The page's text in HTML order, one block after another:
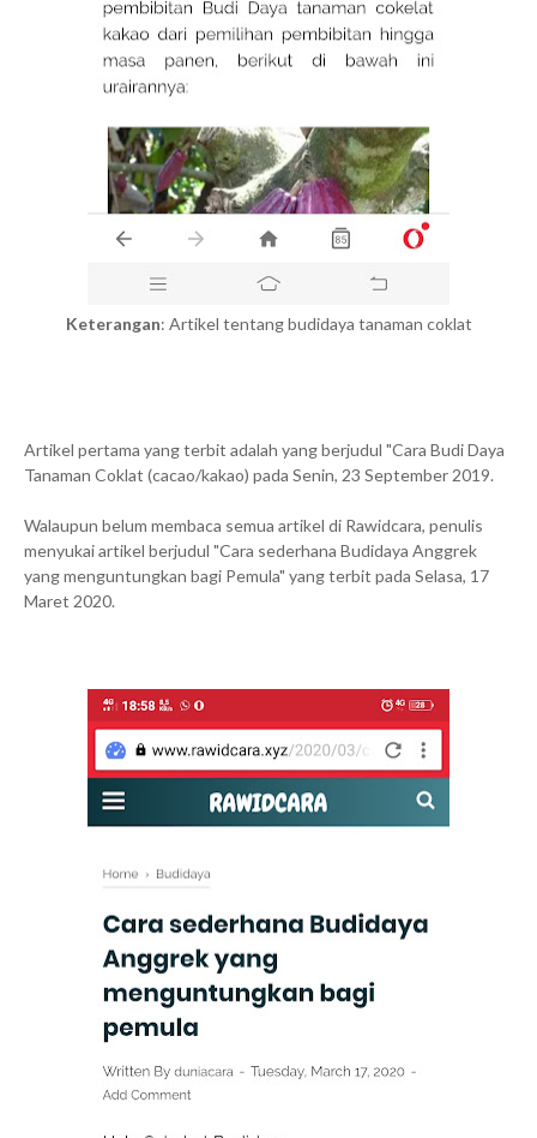
Keterangan: Artikel tentang budidaya tanaman coklat
Artikel pertama yang terbit adalah yang berjudul "Cara Budi Daya
Tanaman Coklat (cacao/kakao) pada Senin, 23 September 2019.
Walaupun belum membaca semua artikel di Rawidcara, penulis
menyukai artikel berjudul "Cara sederhana Budidaya Anggrek
yang menguntungkan bagi Pemula" yang terbit pada Selasa, 17
Maret 2020.